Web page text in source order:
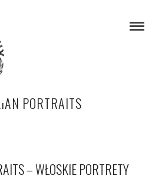
PORTRAITS
– WŁOSKIE PORTRETY